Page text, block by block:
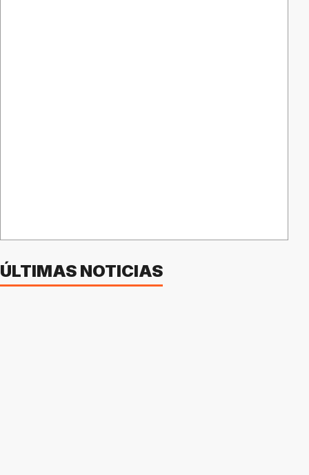
ÚLTIMAS NOTICIAS